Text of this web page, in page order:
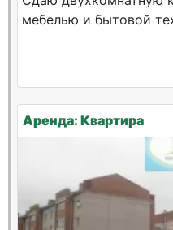
мебелью и бытовой
Аренда: Квартира